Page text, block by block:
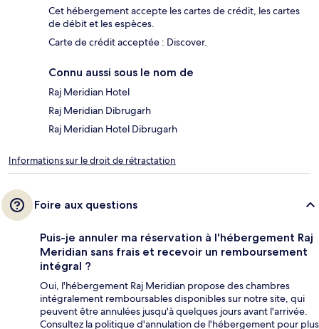
Cet hébergement accepte les cartes de crédit, les cartes
de débit et les espèces.
Carte de crédit acceptée : Discover.
Connu aussi sous le nom de
Raj Meridian Hotel
Raj Meridian Dibrugarh
Raj Meridian Hotel Dibrugarh
Informations sur le droit de rétractation
Foire aux questions
Puis-je annuler ma réservation à l'hébergement Raj
Meridian sans frais et recevoir un remboursement
intégral ?
Oui, l'hébergement Raj Meridian propose des chambres
intégralement remboursables disponibles sur notre site, qui
peuvent être annulées jusqu'à quelques jours avant l'arrivée.
Consultez la politique d'annulation de l'hébergement pour plus